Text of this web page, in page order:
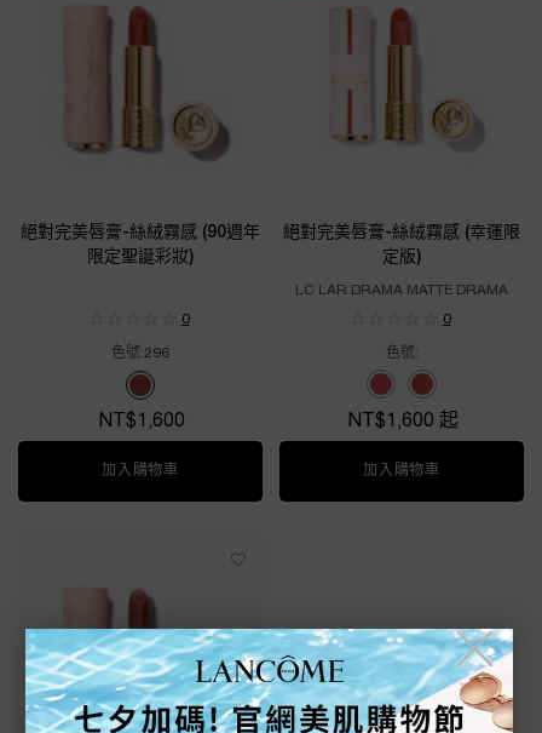
絕對完美唇膏-絲絨霧感 (90週年
限定聖誕彩妝)
0
色號:296
Selected
296 color for 絕對完美唇膏-絲絨霧感 (90週年限定聖誕彩妝), 1
NT$1,600
加入購物車 絕對完美唇膏-絲絨霧感 (90週年限定聖誕彩妝)
絕對完美唇膏-絲絨霧感 (幸運限
定版)
LC LAR DRAMA MATTE DRAMA
0
色號:
for 絕對完美唇膏-絲絨
Selected
06 color for LC LAR
Selected
09 color for 絕對
NT$1,600 起
加入購物車
╳